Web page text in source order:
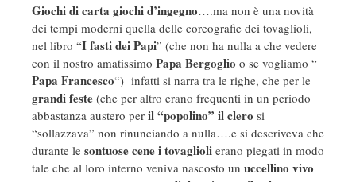
Giochi di carta giochi d’ingegno….ma non è una novità
dei tempi moderni quella delle coreografie dei tovaglioli,
nel libro “I fasti dei Papi” (che non ha nulla a che vedere
con il nostro amatissimo Papa Bergoglio o se vogliamo “
Papa Francesco“) infatti si narra tra le righe, che per le
grandifeste (che per altro erano frequenti in un periodo
abbastanza austero per il “popolino” il clero si
“sollazzava” non rinunciando a nulla….e si descriveva che
durante le sontuose cene i tovaglioli erano piegati in modo
tale che al loro interno veniva nascosto un uccellino vivo